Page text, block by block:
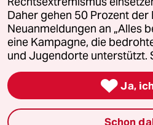
Feedback Redaktionsstatut
Leitlinie Informant
Seitenwende Einwilligungen
Daher gehen 50 Prozent der
Neuanmeldungen an „Alles
eine Kampagne, die
und Jugendorte unterstützt.
 Ja,
Schon